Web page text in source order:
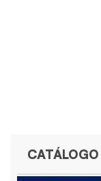
CATÁLOGO